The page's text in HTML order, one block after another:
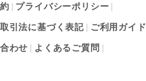
プライバシーポリシー
引法に基づく表記 ご利用ガイド
わせ よくあるご質問